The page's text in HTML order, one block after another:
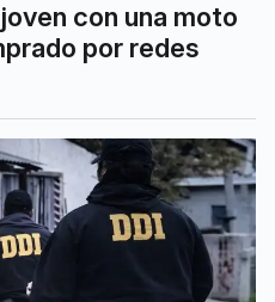
con una moto
por redes